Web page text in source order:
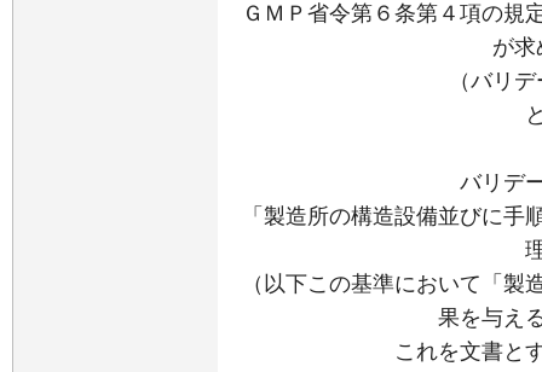
ＧＭＰ省令第６条第４項の規
が求
（バリ
バリデ
「製造所の構造設備並びに
（以下この基準において「
果を与え
これを文書と